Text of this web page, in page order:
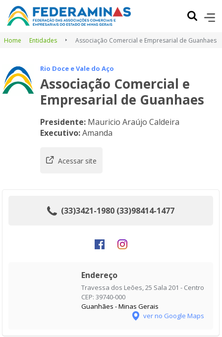
Home Entidades Associação Comercial e Empresarial de Guanhaes
Rio Doce e Vale do Aço
Associação Comercial e
Empresarial de Guanhaes
Presidente: Mauricio Araújo Caldeira
Executivo:Amanda
Acessar site
(33)3421-1980 (33)98414-1477
Endereço
Travessa dos Leões, 25 Sala 201 - Centro
CEP: 39740-000
Guanhães - Minas Gerais
ver no Google Maps